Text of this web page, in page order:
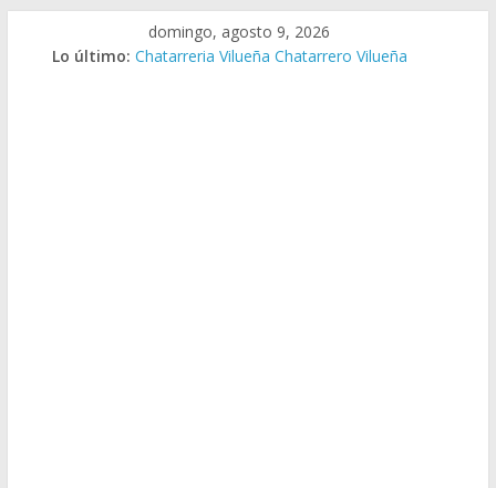
domingo, agosto 9, 2026
Lo último: Chatarreria Vilueña Chatarrero Vilueña